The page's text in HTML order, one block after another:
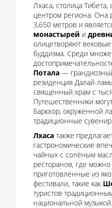
Лхаса, столица
центром региона. Она
3,650 метров и
монастырей и
олицетворяют вековые
буддизма. Среди
Потала —
резиденция Далай-
священный храм с
Путешественники
Баркхор, окруженной
традиционные
Лхаса также
гастрономические
чайных с солёным
ресторанов, где
приготовленные из
фестивали, такие как
туристов
национальной музыкой.